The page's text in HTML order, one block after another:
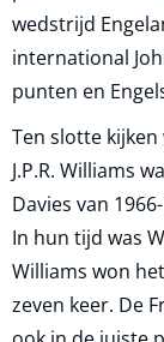
wedstrijd
international
punten en
Ten slotte
J.P.R. Williams
Davies van
In hun tijd was
Williams won
zeven keer. De